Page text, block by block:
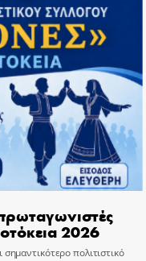
2026
πολιτιστικό